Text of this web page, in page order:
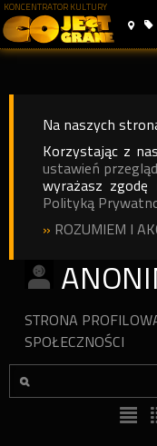
KONCENTRATOR KULTURY
Na naszych
Korzystając z
ustawień
wyrażasz
Polityką
» ROZUMIEM I
STRONA
SPOŁECZNOŚCI